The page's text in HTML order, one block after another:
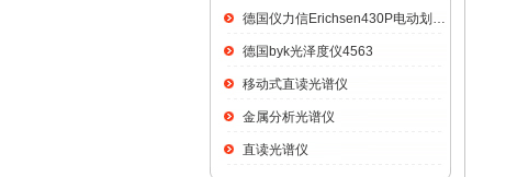
德国仪力信Erichsen430P电动划格试验仪
德国byk光泽度仪4563
移动式直读光谱仪
金属分析光谱仪
直读光谱仪